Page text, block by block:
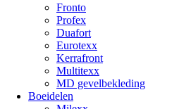
Fronto
Profex
Duafort
Eurotexx
Kerrafront
Multitexx
MD gevelbekleding
Boeidelen